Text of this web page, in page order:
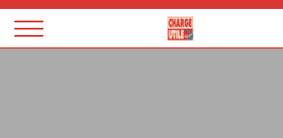
Magazine
Panneau de gestion des cookies